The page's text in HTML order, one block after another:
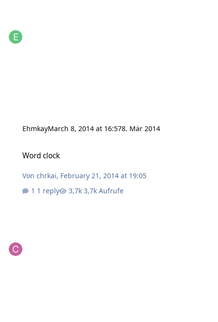
EhmkayMarch 8, 2014 at 16:578. Mär 2014
Word clock
Vonchrkai, February 21, 2014 at 19:05
1 reply
3,7k Aufrufe